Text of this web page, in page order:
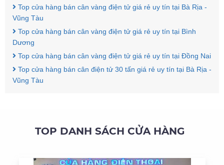
Top cửa hàng bán cân vàng điện tử giá rẻ uy tín tại Bà Rịa -
Vũng Tàu
Top cửa hàng bán cân vàng điện tử giá rẻ uy tín tại Bình
Dương
Top cửa hàng bán cân vàng điện tử giá rẻ uy tín tại Đồng Nai
Top cửa hàng bán cân điện tử 30 tấn giá rẻ uy tín tại Bà Rịa -
Vũng Tàu
TOP DANH SÁCH CỬA HÀNG